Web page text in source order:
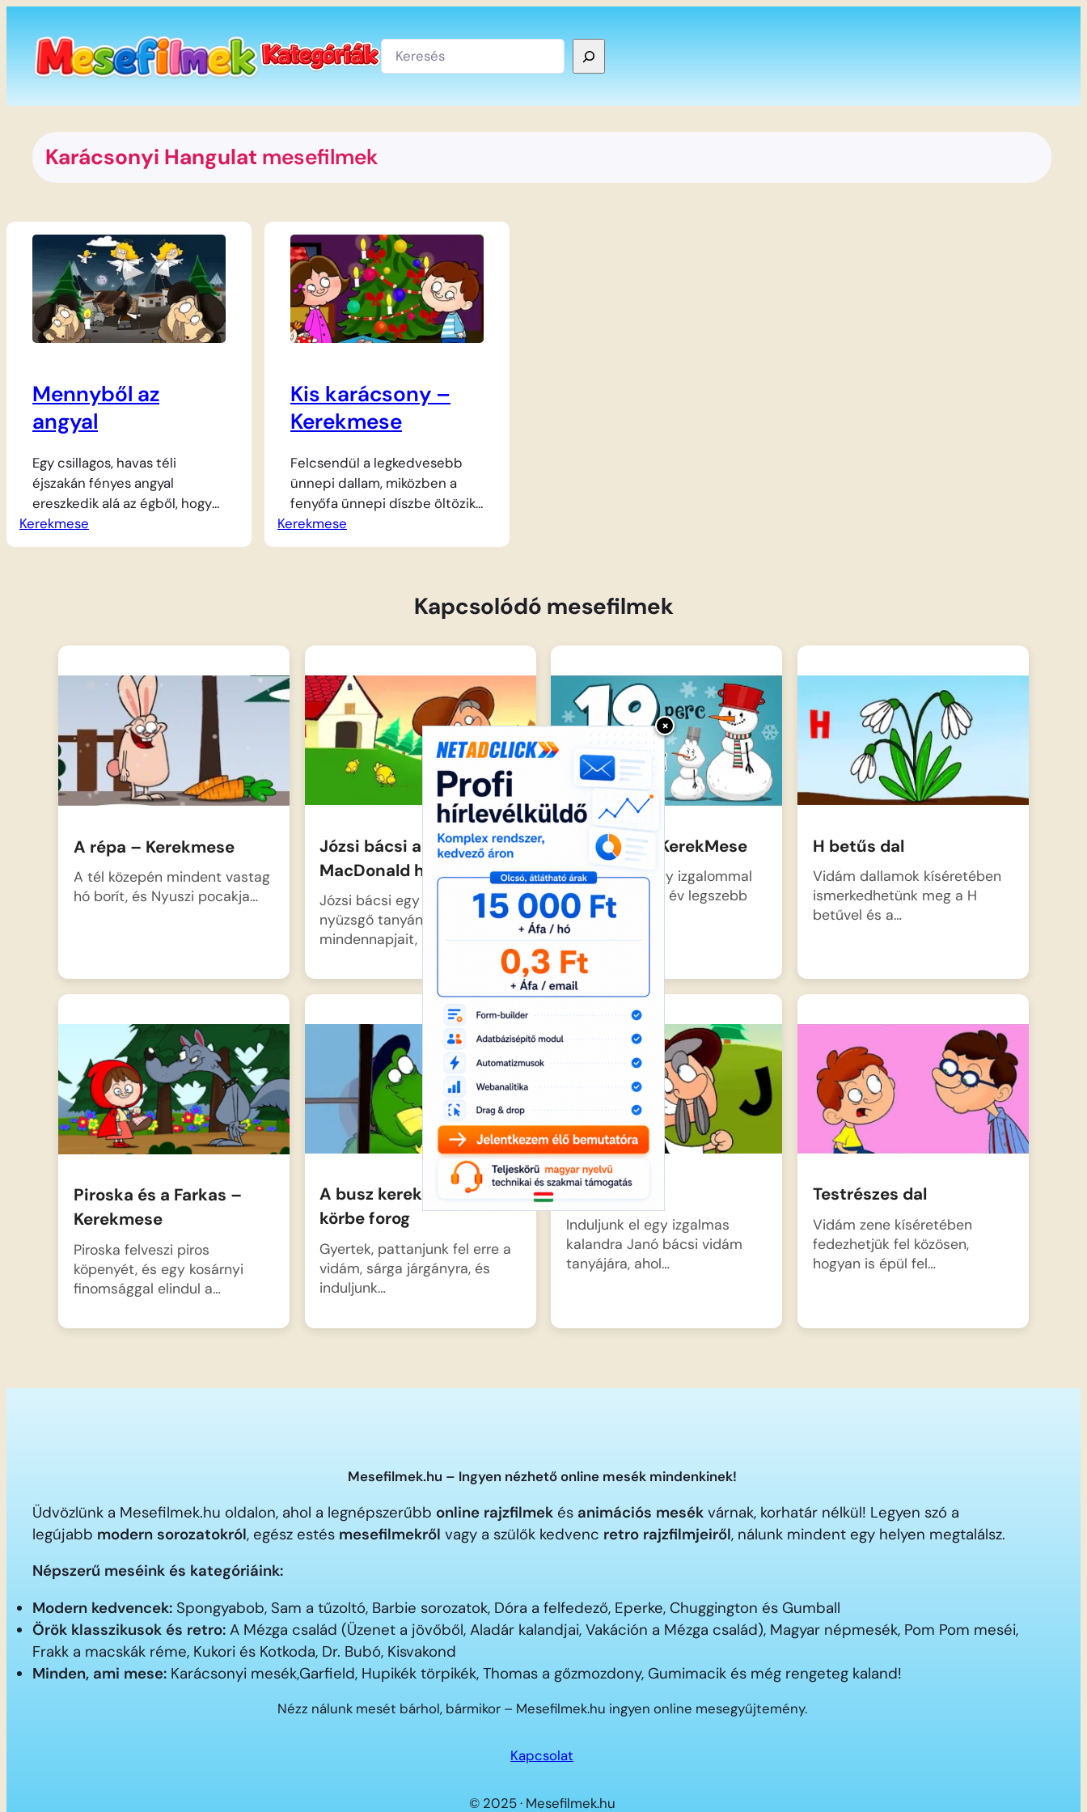
×
tartalomhoz
Keresés
Karácsonyi Hangulat mesefilmek
Mennyből az
angyal
Egy csillagos, havas téli
éjszakán fényes angyal
ereszkedik alá az égből, hogy
meglátogassa a mezőn pihenő
pásztorokat. A pásztorok nagy
jászolban találják meg a kis
vigyáz nagy szeretettel. A
meghitt pillanatokat és a
betlehemi…
Kerekmese
Kis karácsony –
Kerekmese
Felcsendül a legkedvesebb
ünnepi dallam, miközben a
fenyőfa ünnepi díszbe öltözik
a szobában. A konyhából
ínycsiklandó illatok szállnak,
finomságok. A család minden
tagja izgatottan várja az ünnep
varázsát ebben a hangulatos,
elhozza a szeretet ünnepének
melegségét.
Kerekmese
Kapcsolódó mesefilmek
A répa – Kerekmese
A tél közepén mindent vastag
hó borít, és Nyuszi pocakja…
Józsi bácsi a tanyán (Old
MacDonald had a farm)
Józsi bácsi egy hatalmas,
nyüzsgő tanyán éli
mindennapjait, ahol sosem…
Karácsonyi KerekMese
Tomi és Lili nagy izgalommal
készülődnek az év legszebb
ünnepére,…
H betűs dal
Vidám dallamok kíséretében
ismerkedhetünk meg a H
betűvel és a…
Piroska és a Farkas –
Kerekmese
Piroska felveszi piros
köpenyét, és egy kosárnyi
finomsággal elindul a…
A busz kereke csak
körbe forog
Gyertek, pattanjunk fel erre a
vidám, sárga járgányra, és
induljunk…
J betűs dal
Induljunk el egy izgalmas
kalandra Janó bácsi vidám
tanyájára, ahol…
Testrészes dal
Vidám zene kíséretében
fedezhetjük fel közösen,
hogyan is épül fel…
Mesefilmek.hu – Ingyen nézhető online mesék mindenkinek!
Üdvözlünk a Mesefilmek.hu oldalon, ahol a legnépszerűbb online rajzfilmek és animációs mesék várnak, korhatár nélkül! Legyen szó a
legújabb modern sorozatokról, egész estés mesefilmekről vagy a szülők kedvenc retro rajzfilmjeiről, nálunk mindent egy helyen megtalálsz.
Népszerű meséink és kategóriáink:
Modern kedvencek: Spongyabob, Sam a tűzoltó, Barbie sorozatok, Dóra a felfedező, Eperke, Chuggington és Gumball
Örök klasszikusok és retro: A Mézga család (Üzenet a jövőből, Aladár kalandjai, Vakáción a Mézga család), Magyar népmesék, Pom Pom meséi,
Frakk a macskák réme, Kukori és Kotkoda, Dr. Bubó, Kisvakond
Minden, ami mese: Karácsonyi mesék,Garfield, Hupikék törpikék, Thomas a gőzmozdony, Gumimacik és még rengeteg kaland!
Nézz nálunk mesét bárhol, bármikor – Mesefilmek.hu ingyen online mesegyűjtemény.
Kapcsolat
© 2025 · Mesefilmek.hu